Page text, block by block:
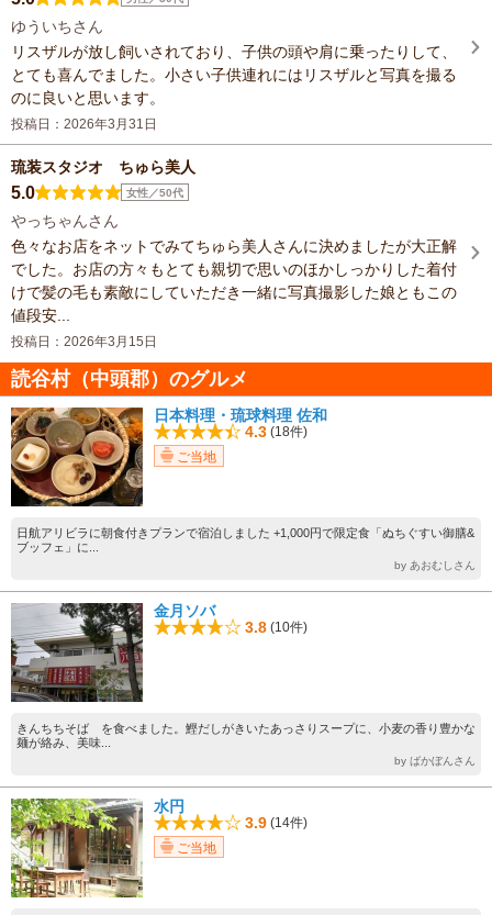
ゆういちさん
リスザルが放し飼いされており、子供の頭や肩に乗ったりして、
とても喜んでました。小さい子供連れにはリスザルと写真を撮る
のに良いと思います。
投稿日：2026年3月31日
琉装スタジオ ちゅら美人
5.0 女性／50代
やっちゃんさん
色々なお店をネットでみてちゅら美人さんに決めましたが大正解
でした。お店の方々もとても親切で思いのほかしっかりした着付
けで髪の毛も素敵にしていただき一緒に写真撮影した娘ともこの
値段安...
投稿日：2026年3月15日
読谷村（中頭郡）のグルメ
日本料理・琉球料理 佐和
4.3 (18件)
ご当地
日航アリビラに朝食付きプランで宿泊しました +1,000円で限定食「ぬちぐすい御膳&
ブッフェ」に...
by あおむしさん
金月ソバ
3.8 (10件)
きんちちそば を食べました。鰹だしがきいたあっさりスープに、小麦の香り豊かな
麺が絡み、美味...
by ばかぼんさん
水円
3.9 (14件)
ご当地